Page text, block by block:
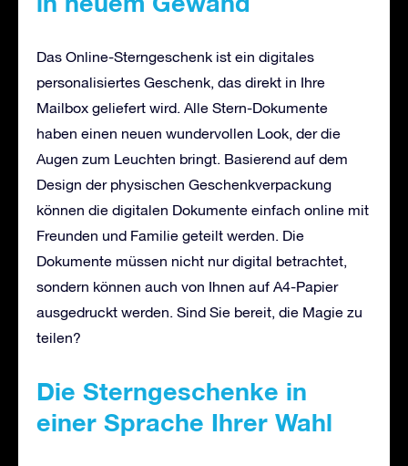
Das Online-Sterngeschenk ist ein digitales
personalisiertes Geschenk, das direkt in Ihre
Mailbox geliefert wird. Alle Stern-Dokumente
haben einen neuen wundervollen Look, der die
Augen zum Leuchten bringt. Basierend auf dem
Design der physischen Geschenkverpackung
können die digitalen Dokumente einfach online mit
Freunden und Familie geteilt werden. Die
Dokumente müssen nicht nur digital betrachtet,
sondern können auch von Ihnen auf A4-Papier
ausgedruckt werden. Sind Sie bereit, die Magie zu
teilen?
Die Sterngeschenke in
einer Sprache Ihrer Wahl